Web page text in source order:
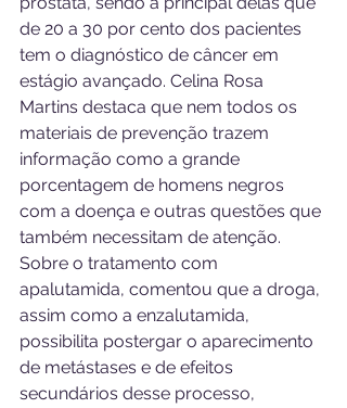
de 20 a 30 por cento dos pacientes
tem o diagnóstico de câncer em
estágio avançado. Celina Rosa
Martins destaca que nem todos os
materiais de prevenção trazem
informação como a grande
porcentagem de homens negros
com a doença e outras questões que
também necessitam de atenção.
Sobre o tratamento com
apalutamida, comentou que a droga,
assim como a enzalutamida,
possibilita postergar o aparecimento
de metástases e de efeitos
secundários desse processo,